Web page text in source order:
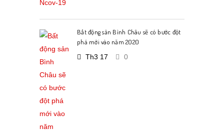
Bất động sản Bình Châu sẽ có bước đột
phá mới vào năm 2020
Th3 17
0